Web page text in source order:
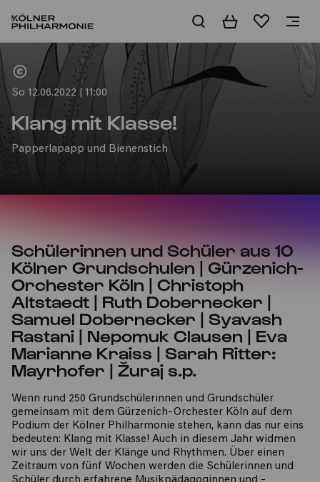
WarenkorbMerkliste
Home
So 12.06.2022 | 11:00
Klang mit Klasse!
Papperlapapp und Bienenstich
Schülerinnen und Schüler aus 10
Kölner Grundschulen | Gürzenich-
Orchester Köln | Christoph
Altstaedt | Ruth Dobernecker |
Samuel Dobernecker | Syavash
Rastani | Nepomuk Clausen | Eva
Marianne Kraiss | Sarah Ritter:
Mayrhofer | Žuraj s.p.
Wenn rund 250 Grundschülerinnen und Grundschüler
gemeinsam mit dem Gürzenich-Orchester Köln auf dem
Podium der Kölner Philharmonie stehen, kann das nur eins
bedeuten: Klang mit Klasse! Auch in diesem Jahr widmen
wir uns der Welt der Klänge und Rhythmen. Über einen
Zeitraum von fünf Wochen werden die Schülerinnen und